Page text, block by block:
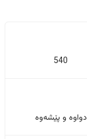
540
دواوە و پێشەوە